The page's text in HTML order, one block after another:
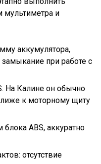
мультиметра и
аккумулятора,
при работе с
На Калине он обычно
к моторному щиту
ABS, аккуратно
отсутствие